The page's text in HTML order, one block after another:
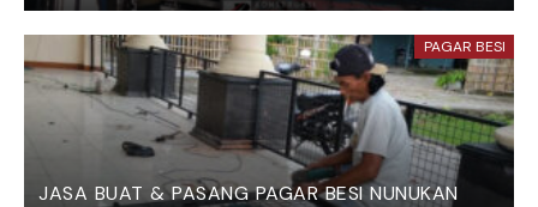
PAGAR BESI
JASA BUAT & PASANG PAGAR BESI NUNUKAN